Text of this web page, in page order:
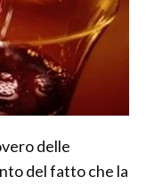
delle
del fatto che la